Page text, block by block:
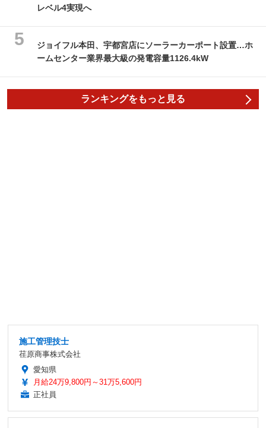
レベル4実現へ
ジョイフル本田、宇都宮店にソーラーカーポート設置…ホ
ームセンター業界最大級の発電容量1126.4kW
ランキングをもっと見る
施工管理技士
荏原商事株式会社
愛知県
月給24万9,800円～31万5,600円
正社員